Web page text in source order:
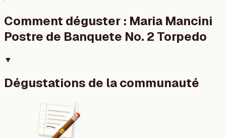
Comment déguster : Maria Mancini
Postre de Banquete No. 2 Torpedo
▼
Dégustations de la communauté